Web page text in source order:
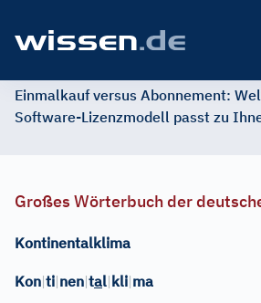
Einmalkauf versus Abonnement:
Software-Lizenzmodell passt zu
Großes Wörterbuch der
Kontinentalklima
Kon|ti|nen|tal|kli|ma